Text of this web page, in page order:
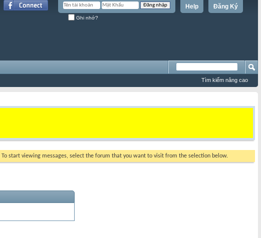
Đăng Ký
Help
Ghi nhớ?
Tìm kiếm nâng cao
start viewing messages, select the forum that you want to visit from the selection below.